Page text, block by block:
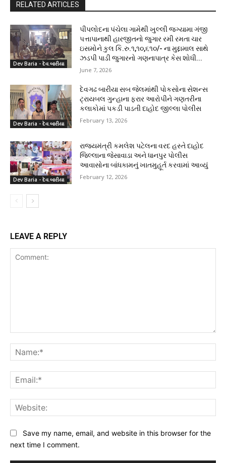
RELATED ARTICLES
Dev Baria - દેવ.બારીયા
પીપલોદના પંચેલા ગામેથી ખુલ્લી જગ્યામા ગંજી
પત્તાપાનાથી હારજીતનો જુગાર રમી રમતા ચાર
ઇસમોને કુલ કિ.રુ.૧,૧૦,૬૧૦/- ના મુદ્દામાલ સાથે
ઝડપી પાડી જુગારનો ગણનાપાત્ર કેસ શોધી...
June 7, 2026
Dev Baria - દેવ.બારીયા
દેવગઢ બારીયા સબ જેલમાંથી પોકસોના સેશન્સ
ટ્રાયબલ ગુન્હાના ફરાર આરોપીને ગણતરીના
કલાકોમાં પકડી પાડતી દાહોદ જીલ્લા પોલીસ
February 13, 2026
Dev Baria - દેવ.બારીયા
રાજ્યમંત્રી કમલેશ પટેલના વરદ હસ્તે દાહોદ
જિલ્લાના જેસાવાડા અને ધાનપુર પોલીસ
આવાસોના બાંધકામનું ખાતમુહૂર્ત કરવામાં આવ્યું
February 12, 2026
LEAVE A REPLY
Save my name, email, and website in this browser for the
next time I comment.